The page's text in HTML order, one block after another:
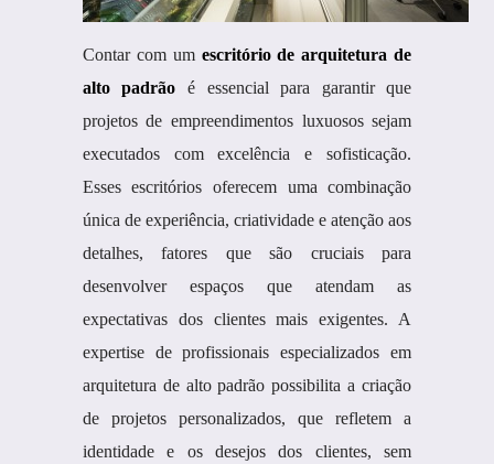
Contar com um escritório de arquitetura de
alto padrão é essencial para garantir que
projetos de empreendimentos luxuosos sejam
executados com excelência e sofisticação.
Esses escritórios oferecem uma combinação
única de experiência, criatividade e atenção aos
detalhes, fatores que são cruciais para
desenvolver espaços que atendam as
expectativas dos clientes mais exigentes. A
expertise de profissionais especializados em
arquitetura de alto padrão possibilita a criação
de projetos personalizados, que refletem a
identidade e os desejos dos clientes, sem